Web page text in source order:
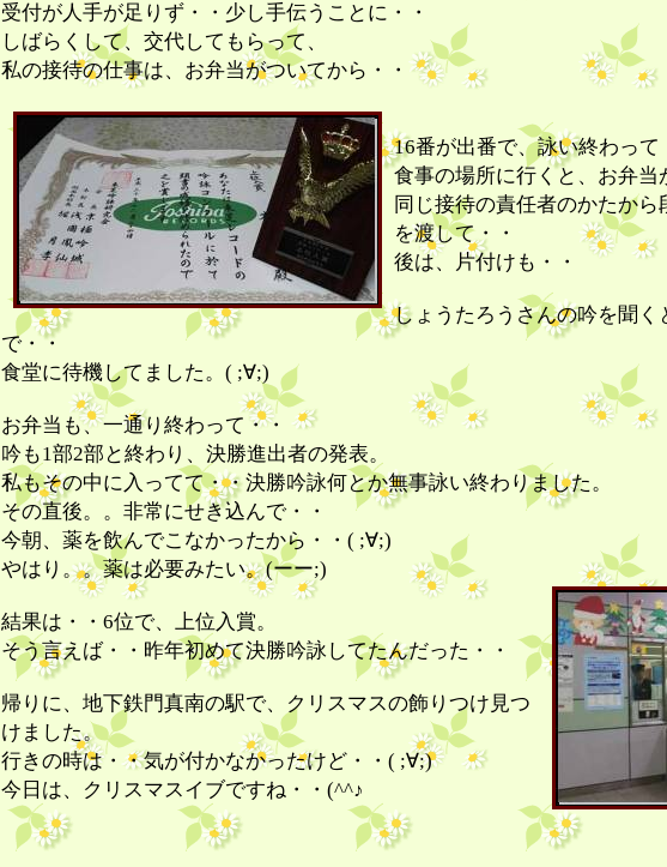
受付が人手が足りず・・少し手伝うことに・・
しばらくして、交代してもらって、
私の接待の仕事は、お弁当がついてから・・
16番が出番で、詠い終わっ
食事の場所に行くと、お弁当
同じ接待の責任者のかたか
を渡して・・
後は、片付けも・・
しょうたろうさんの吟を聞
で・・
食堂に待機してました。( ;∀;)
お弁当も、一通り終わって・・
吟も1部2部と終わり、決勝進出者の発表。
私もその中に入ってて・・決勝吟詠何とか無事詠い終わりました。
その直後。。非常にせき込んで・・
今朝、薬を飲んでこなかったから・・( ;∀;)
やはり。。薬は必要みたい。(ーー;)
結果は・・6位で、上位入賞。
そう言えば・・昨年初めて決勝吟詠してたんだった・・
帰りに、地下鉄門真南の駅で、クリスマスの飾りつけ見つ
けました。
行きの時は・・気が付かなかったけど・・( ;∀;)
今日は、クリスマスイブですね・・(^^♪